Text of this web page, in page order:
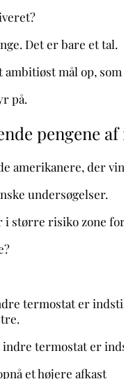
Det er bare et tal.
ambitiøst mål op,
på.
pengene af
amerikanere, der
undersøgelser.
større risiko zone
termostat er
termostat er
et højere afkast